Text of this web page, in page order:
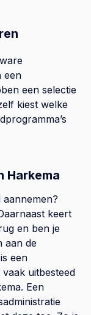
een
een selectie
kiest welke
Harkema
keert
en ben je
aan de
een
uitbesteed
Een